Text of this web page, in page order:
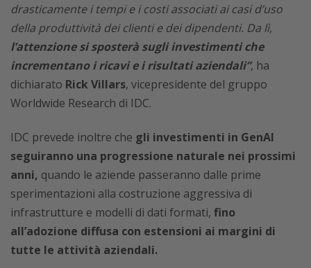
drasticamente i tempi e i costi associati ai casi d’uso
della produttività dei clienti e dei dipendenti. Da lì,
l’attenzione si sposterà sugli investimenti che
incrementano i ricavi e i risultati aziendali”, ha
dichiarato Rick Villars, vicepresidente del gruppo
Worldwide Research di IDC.
IDC prevede inoltre che gli investimenti in GenAI
seguiranno una progressione naturale nei prossimi
anni, quando le aziende passeranno dalle prime
sperimentazioni alla costruzione aggressiva di
infrastrutture e modelli di dati formati, fino
all’adozione diffusa con estensioni ai margini di
tutte le attività aziendali.